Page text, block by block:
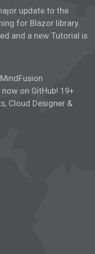
update to the
for Blazor library.
and a new Tutorial is
on GitHub! 19+
Cloud Designer &